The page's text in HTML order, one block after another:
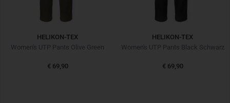
HELIKON-TEX
Women's UTP Pants Olive Green
€ 69,90
HELIKON-TEX
Women's UTP Pants Black Schwarz
€ 69,90